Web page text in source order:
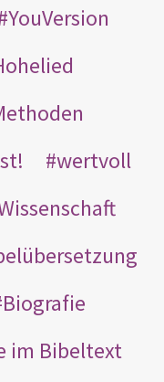
YouVersion
wertvoll
Biografie
im Bibeltext